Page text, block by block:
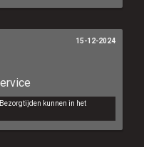
kunnen in het
15-12-2024